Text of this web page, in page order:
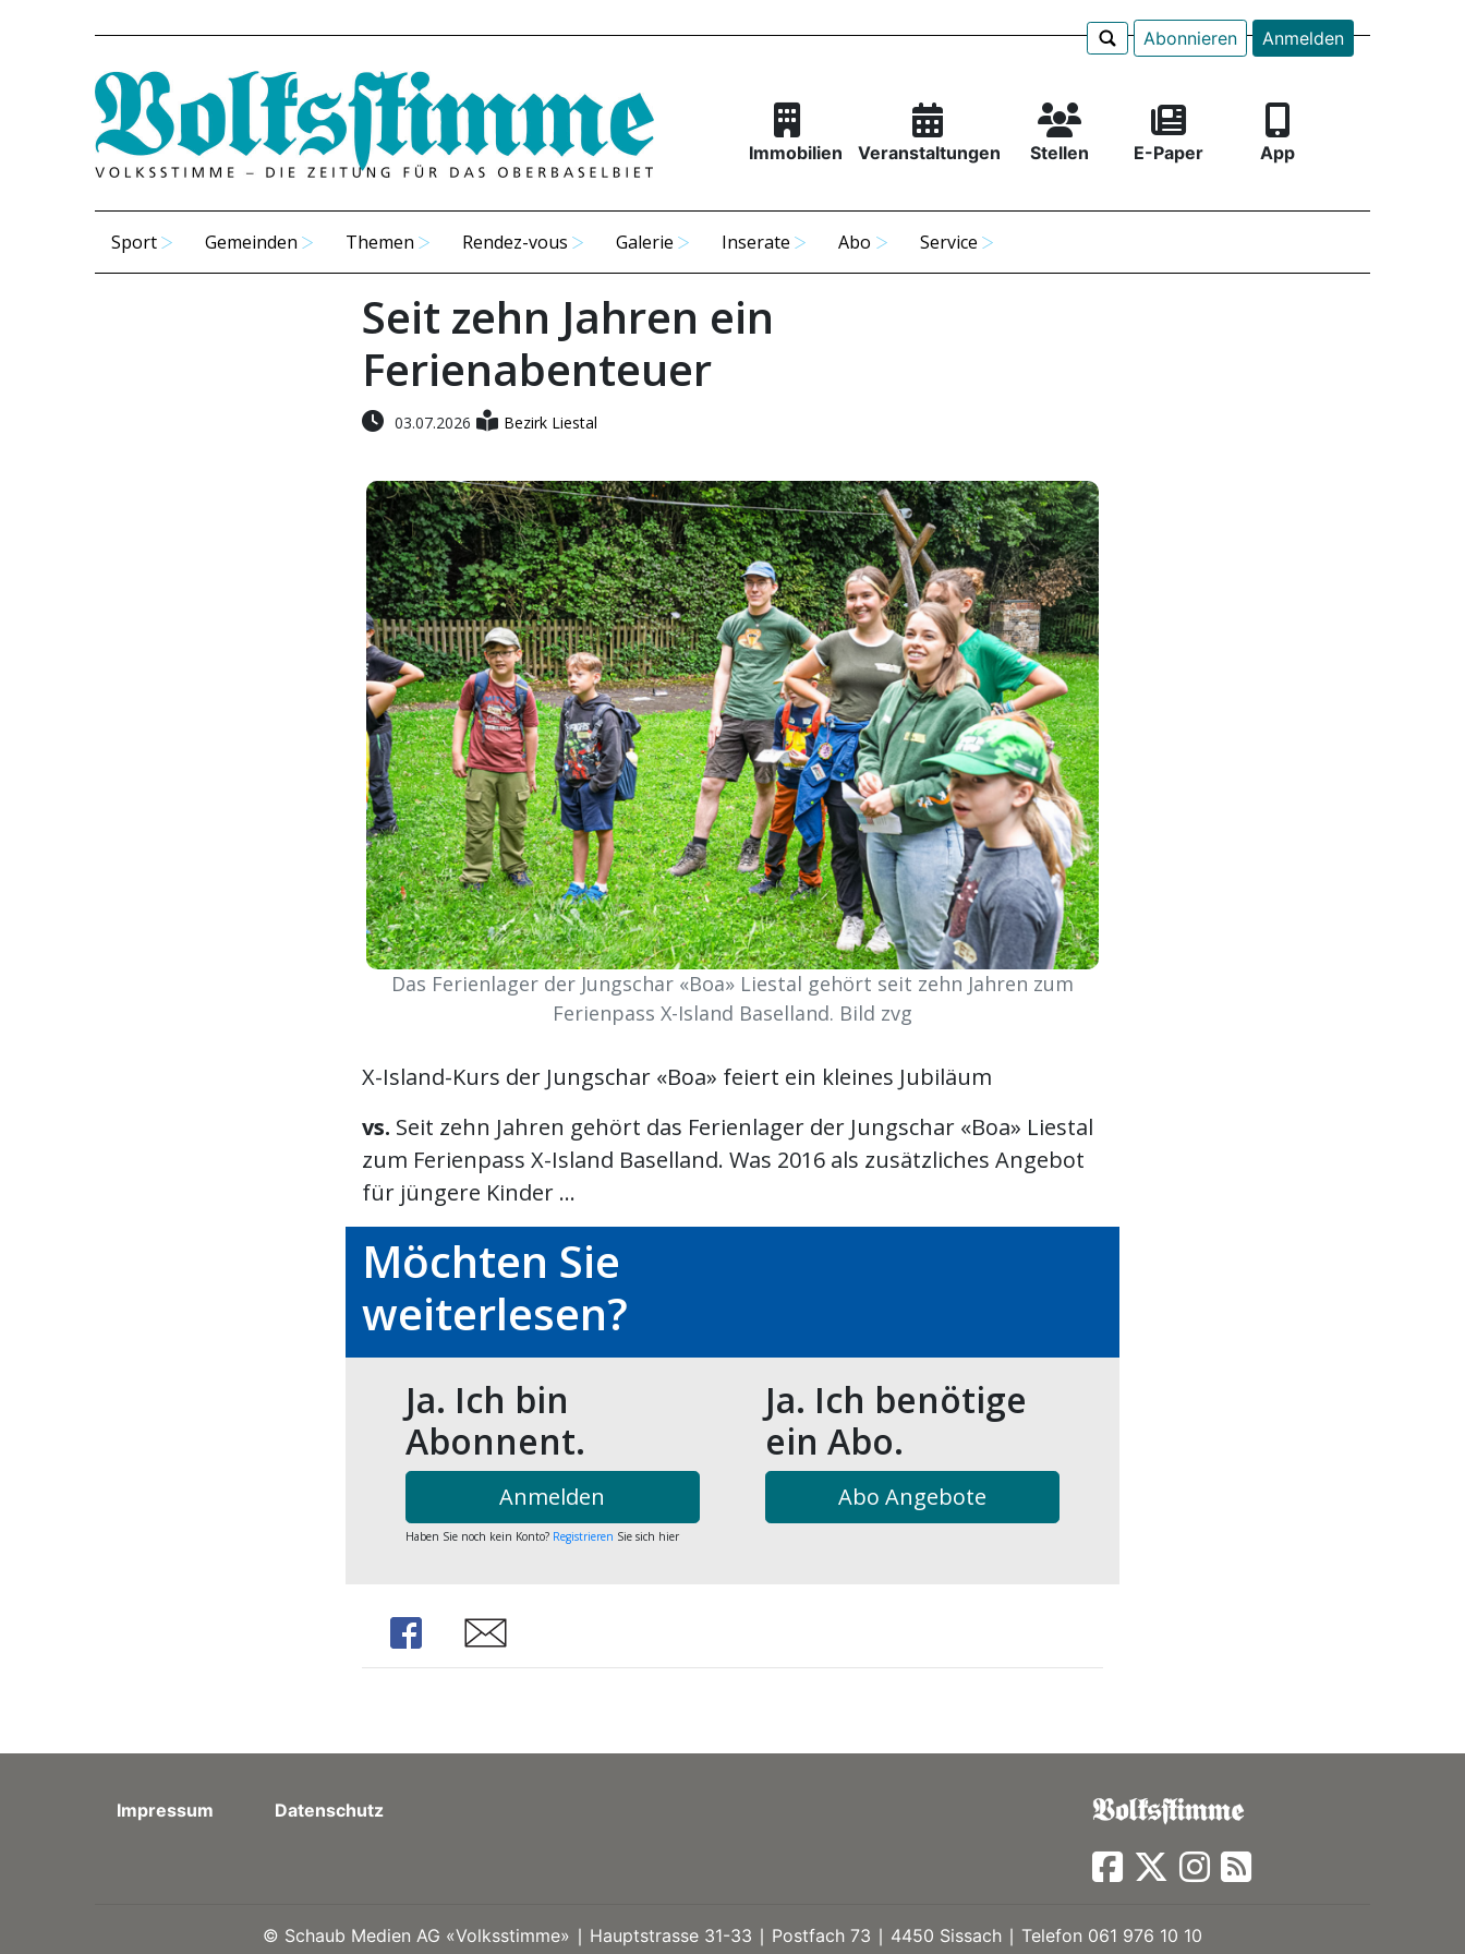
Abonnieren Anmelden
Immobilien Veranstaltungen Stellen E-Paper App
Sport Gemeinden Themen Rendez-vous Galerie Inserate Abo Service
Seit zehn Jahren ein
Ferienabenteuer
03.07.2026 Bezirk Liestal
Das Ferienlager der Jungschar «Boa» Liestal gehört seit zehn Jahren zum
Ferienpass X-Island Baselland. Bild zvg
X-Island-Kurs der Jungschar «Boa» feiert ein kleines Jubiläum
vs. Seit zehn Jahren gehört das Ferienlager der Jungschar «Boa» Liestal
zum Ferienpass X-Island Baselland. Was 2016 als zusätzliches Angebot
für jüngere Kinder ...
Möchten Sie
weiterlesen?
Ja. Ich bin
Abonnent.
Anmelden
Haben Sie noch kein Konto?Registrieren Sie sich hier
Ja. Ich benötige
ein Abo.
Abo Angebote
Share Share
Impressum Datenschutz
© Schaub Medien AG «Volksstimme» ∣ Hauptstrasse 31-33 ∣ Postfach 73 ∣ 4450 Sissach ∣ Telefon 061 976 10 10